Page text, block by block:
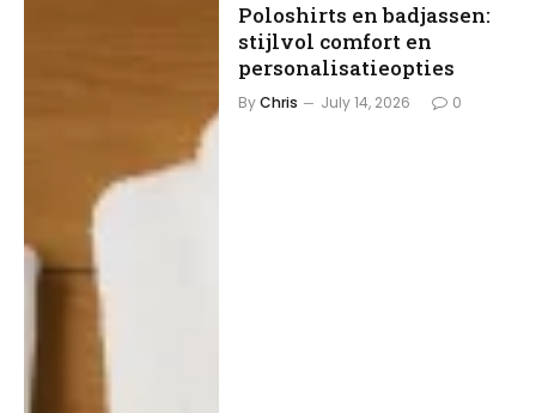
Poloshirts en badjassen:
stijlvol comfort en
personalisatieopties
ByChris July 14, 2026 0